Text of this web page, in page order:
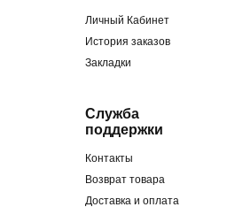
Личный Кабинет
История заказов
Закладки
Служба
поддержки
Контакты
Возврат товара
Доставка и оплата